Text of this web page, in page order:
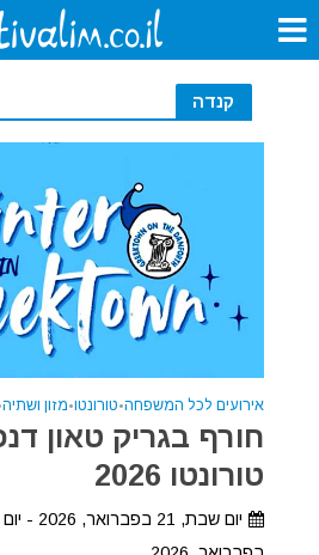
קנדה
אירועים לכל המשפחה•טורונטו•מזון ושתיה
חורף בגריק טאון
טורונטו 2026